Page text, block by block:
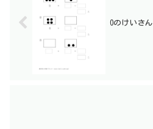
0のけいさん